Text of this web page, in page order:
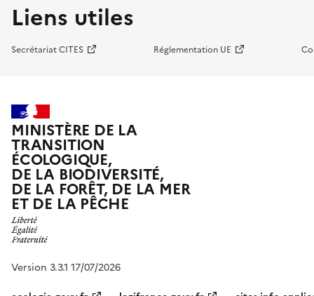
Liens utiles
Secrétariat CITES Réglementation UE
MINISTÈRE DE LA
TRANSITION
ÉCOLOGIQUE,
DE LA BIODIVERSITÉ,
DE LA FORÊT, DE LA MER
ET DE LA PÊCHE
Version 3.3.1 17/07/2026